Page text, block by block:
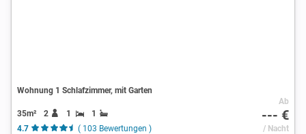
Wohnung 1 Schlafzimmer, mit Garten
35m² 2 1
1
4.7
( 103 Bewertungen )
Ab
--- €
/ Nacht